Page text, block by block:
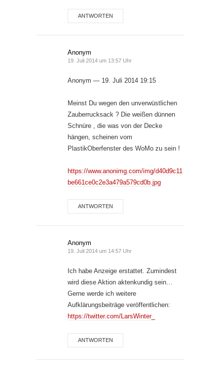
ANTWORTEN
Anonym
19. Juli 2014 um 13:57 Uhr
Anonym — 19. Juli 2014 19:15
Meinst Du wegen den unverwüstlichen
Zauberrucksack ? Die weißen dünnen
Schnüre , die was von der Decke
hängen, scheinen vom
PlastikOberfenster des WoMo zu sein !
https://www.anonimg.com/img/d40d9c11
be661ce0c2e3a479a579cd0b.jpg
ANTWORTEN
Anonym
19. Juli 2014 um 14:57 Uhr
Ich habe Anzeige erstattet. Zumindest
wird diese Aktion aktenkundig sein…
Gerne werde ich weitere
Aufklärungsbeiträge veröffentlichen:
https://twitter.com/LarsWinter_
ANTWORTEN